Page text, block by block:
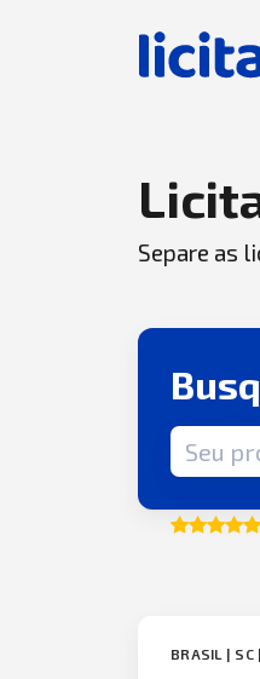
Separe as
Termo de
BRASIL | SC